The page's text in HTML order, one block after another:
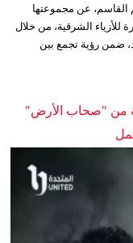
عن مجموعتها
معاصرة للأزياء الشرقية، من خلال
ضمن رؤية تجمع بين
من "صحاب الأرض"